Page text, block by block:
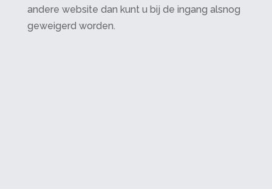
andere website dan kunt u bij de ingang alsnog
geweigerd worden.